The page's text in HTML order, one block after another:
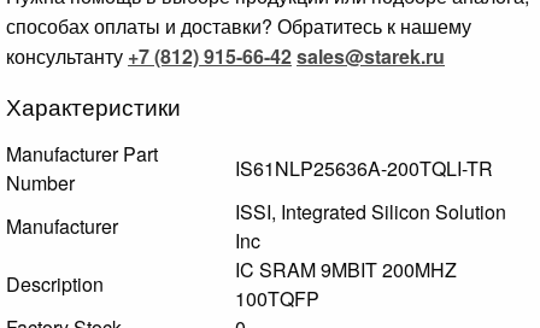
способах оплаты и доставки? Обратитесь к нашему
консультанту +7 (812) 915-66-42sales@starek.ru
Характеристики
Manufacturer Part
Number
IS61NLP25636A-200TQLI-TR
Manufacturer
ISSI, Integrated Silicon Solution
Inc
Description
IC SRAM 9MBIT 200MHZ
100TQFP